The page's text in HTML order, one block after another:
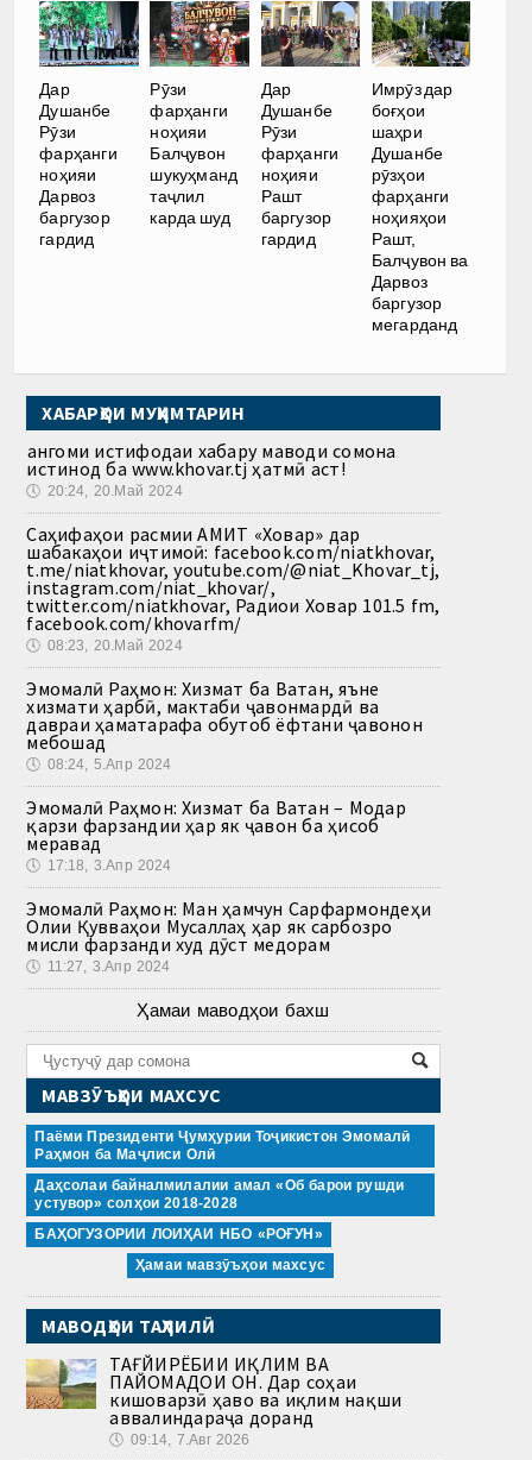
Дар
Душанбе
Рӯзи
фарҳанги
ноҳияи
Дарвоз
баргузор
гардид
Рӯзи
фарҳанги
ноҳияи
Балҷувон
шукуҳманд
таҷлил
карда шуд
Дар
Душанбе
Рӯзи
фарҳанги
ноҳияи
Рашт
баргузор
гардид
Имрӯз дар
боғҳои
шаҳри
Душанбе
рӯзҳои
фарҳанги
ноҳияҳои
Рашт,
Балҷувон ва
Дарвоз
баргузор
мегарданд
ХАБАРҲОИ МУҲИМТАРИН
Ҳангоми истифодаи хабару маводи сомона
истинод ба www.khovar.tj ҳатмӣ аст!
🕔 20:24, 20.Май 2024
Саҳифаҳои расмии АМИТ «Ховар» дар
шабакаҳои иҷтимоӣ: facebook.com/niatkhovar,
t.me/niatkhovar, youtube.com/@niat_Khovar_tj,
instagram.com/niat_khovar/,
twitter.com/niatkhovar, Радиои Ховар 101.5 fm,
facebook.com/khovarfm/
🕔 08:23, 20.Май 2024
Эмомалӣ Раҳмон: Хизмат ба Ватан, яъне
хизмати ҳарбӣ, мактаби ҷавонмардӣ ва
давраи ҳаматарафа обутоб ёфтани ҷавонон
мебошад
🕔 08:24, 5.Апр 2024
Эмомалӣ Раҳмон: Хизмат ба Ватан – Модар
қарзи фарзандии ҳар як ҷавон ба ҳисоб
меравад
🕔 17:18, 3.Апр 2024
Эмомалӣ Раҳмон: Ман ҳамчун Сарфармондеҳи
Олии Қувваҳои Мусаллаҳ ҳар як сарбозро
мисли фарзанди худ дӯст медорам
🕔 11:27, 3.Апр 2024
Ҳамаи маводҳои бахш
МАВЗӮЪҲОИ МАХСУС
Паёми Президенти Ҷумҳурии Тоҷикистон Эмомалӣ
Раҳмон ба Маҷлиси Олӣ
Даҳсолаи байналмилалии амал «Об барои рушди
устувор» солҳои 2018-2028
БАҲОГУЗОРИИ ЛОИҲАИ НБО «РОҒУН»
Ҳамаи мавзӯъҳои махсус
МАВОДҲОИ ТАҲЛИЛӢ
ТАҒЙИРЁБИИ ИҚЛИМ ВА
ПАЙОМАДҲОИ ОН. Дар соҳаи
кишоварзӣ ҳаво ва иқлим нақши
аввалиндараҷа доранд
🕔 09:14, 7.Авг 2026